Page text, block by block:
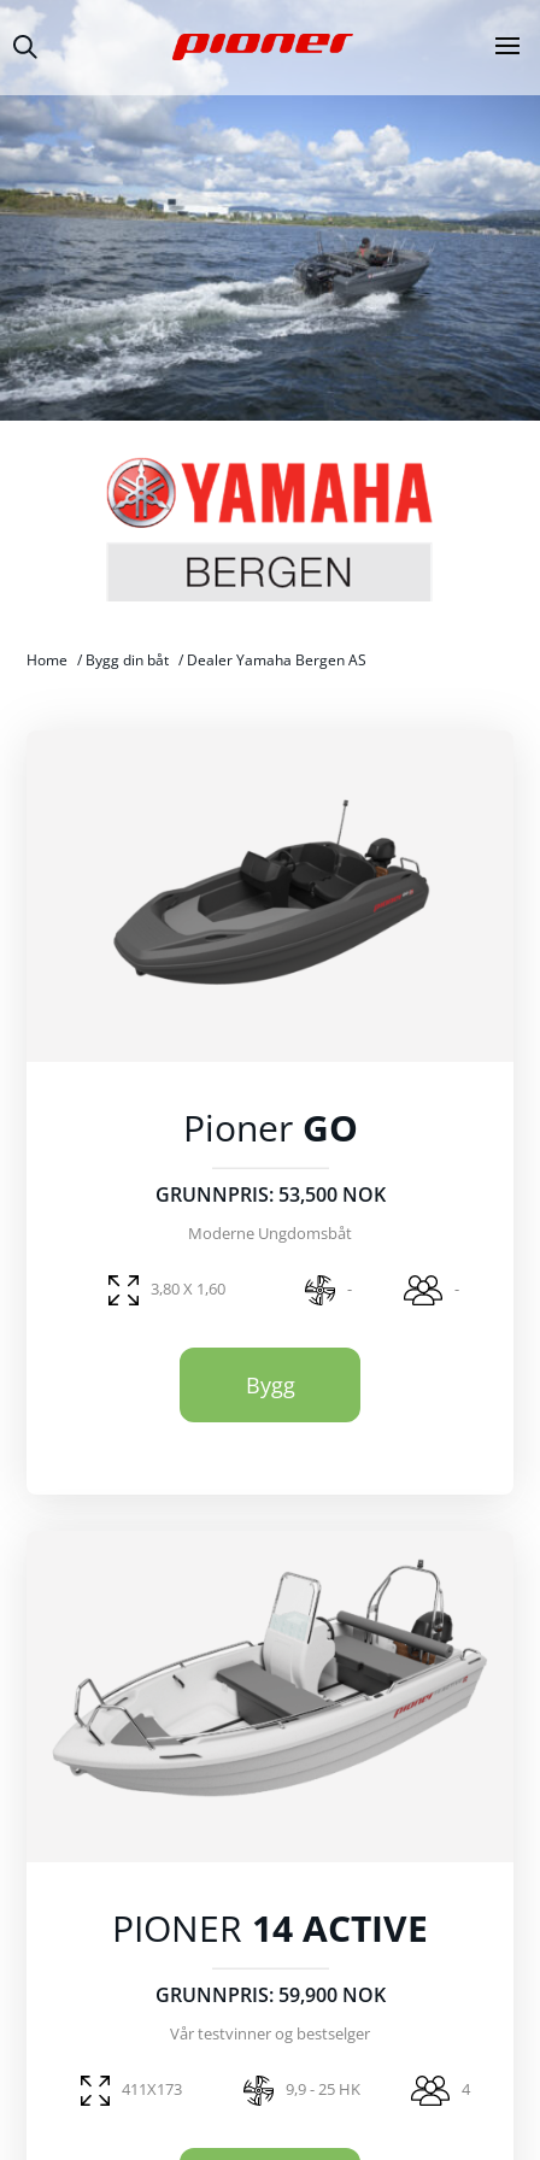
Home /Bygg din båt /Dealer Yamaha Bergen AS
Pioner GO
GRUNNPRIS: 53,500 NOK
Moderne Ungdomsbåt
3,80 X 1,60 - -
Bygg
PIONER 14 ACTIVE
GRUNNPRIS: 59,900 NOK
Vår testvinner og bestselger
411X173 9,9 - 25 HK 4